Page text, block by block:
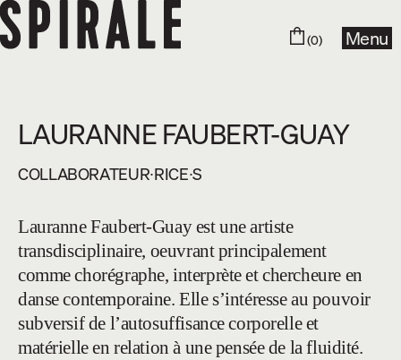
(0) Menu
LAURANNE FAUBERT-GUAY
COLLABORA­­TEUR∙RICE∙S
Lauranne Faubert-Guay est une artiste
transdisciplinaire, oeuvrant principalement
comme chorégraphe, interprète et chercheure en
danse contemporaine. Elle s’intéresse au pouvoir
subversif de l’autosuffisance corporelle et
matérielle en relation à une pensée de la fluidité.